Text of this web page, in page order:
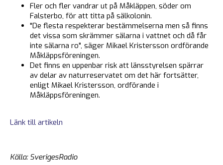
Fler och fler vandrar ut på Måkläppen, söder om
Falsterbo, för att titta på sälkolonin.
"De flesta respekterar bestämmelserna men så finns
det vissa som skrämmer sälarna i vattnet och då får
inte sälarna ro", säger Mikael Kristersson ordförande
Måkläppsföreningen.
Det finns en uppenbar risk att länsstyrelsen spärrar
av delar av naturreservatet om det här fortsätter,
enligt Mikael Kristersson, ordförande i
Måkläppsföreningen.
Länk till artikeln
Källa: SverigesRadio